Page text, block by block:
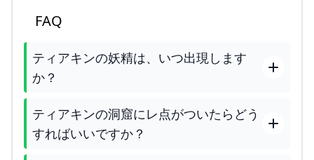
FAQ
ティアキンの妖精は、いつ出現します
か？
ティアキンの洞窟にレ点がついたらどう
すればいいですか？